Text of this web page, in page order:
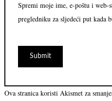
Spremi moje ime, e-poštu i web-
pregledniku za sljedeći put kada
Ova stranica koristi Akismet za